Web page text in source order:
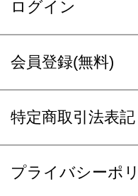
ログイン
会員登録(無料)
特定商取引法表記
プライバシーポ